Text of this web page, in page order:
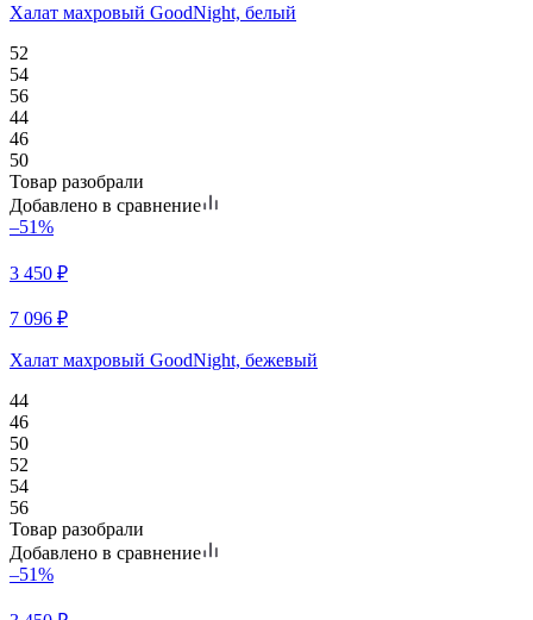
Халат махровый GoodNight, белый
52
54
56
44
46
50
Товар разобрали
Добавлено в сравнение
–51%
3 450 ₽
7 096 ₽
Халат махровый GoodNight, бежевый
44
46
50
52
54
56
Товар разобрали
Добавлено в сравнение
–51%